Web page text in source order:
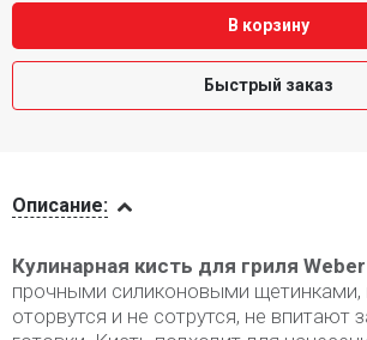
В корзину
Быстрый заказ
Описание:
Кулинарная кисть для гриля Weber
прочными силиконовыми щетинками,
оторвутся и не сотрутся, не впитают